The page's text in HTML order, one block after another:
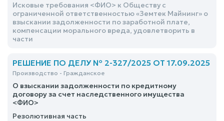
Исковые требования <ФИО> к Обществу с
ограниченной ответственностью «Земтек Майнинг» о
взыскании задолженности по заработной плате,
компенсации морального вреда, удовлетворить в
части
РЕШЕНИЕ ПО ДЕЛУ № 2-327/2025 ОТ 17.09.2025
Производство - Гражданское
О взыскании задолженности по кредитному
договору за счет наследственного имущества
<ФИО>
Резолютивная часть